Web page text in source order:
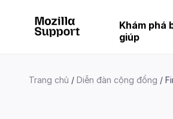
Khám phá
giúp
Trang chủ Diễn đàn cộng đồng